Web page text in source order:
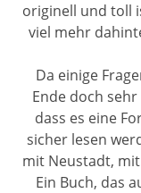
originell und toll
viel mehr
Da einige
Ende doch
dass es eine
sicher lesen
mit Neustadt,
Ein Buch, das